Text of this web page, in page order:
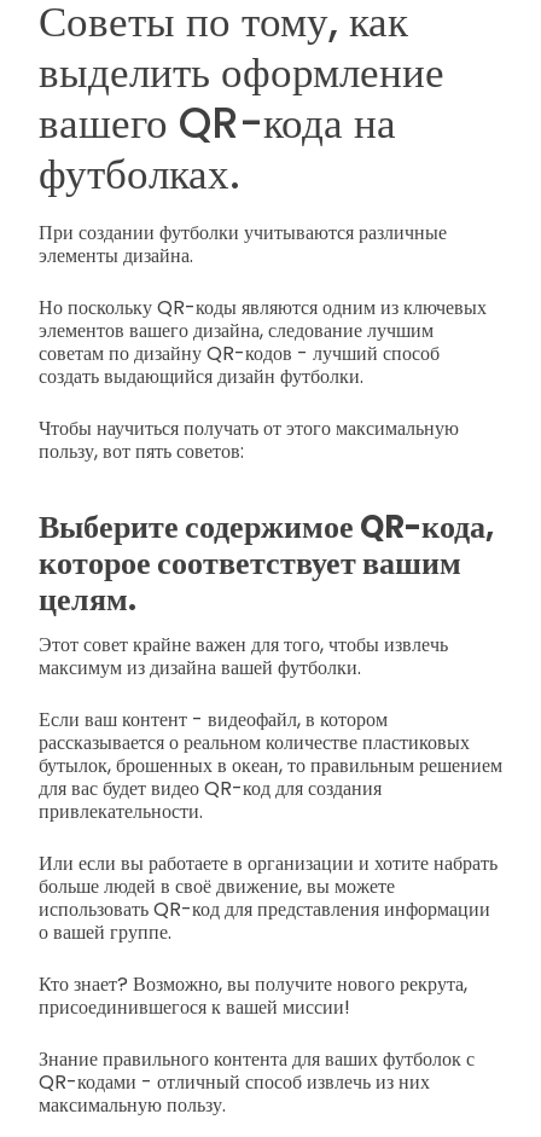
Советы по тому, как
выделить оформление
вашего QR-кода на
футболках.
При создании футболки учитываются различные
элементы дизайна.
Но поскольку QR-коды являются одним из ключевых
элементов вашего дизайна, следование лучшим
советам по дизайну QR-кодов - лучший способ
создать выдающийся дизайн футболки.
Чтобы научиться получать от этого максимальную
пользу, вот пять советов:
Выберите содержимое QR-кода,
которое соответствует вашим
целям.
Этот совет крайне важен для того, чтобы извлечь
максимум из дизайна вашей футболки.
Если ваш контент - видеофайл, в котором
рассказывается о реальном количестве пластиковых
бутылок, брошенных в океан, то правильным решением
для вас будет видео QR-код для создания
привлекательности.
Или если вы работаете в организации и хотите набрать
больше людей в своё движение, вы можете
использовать QR-код для представления информации
о вашей группе.
Кто знает? Возможно, вы получите нового рекрута,
присоединившегося к вашей миссии!
Знание правильного контента для ваших футболок с
QR-кодами - отличный способ извлечь из них
максимальную пользу.